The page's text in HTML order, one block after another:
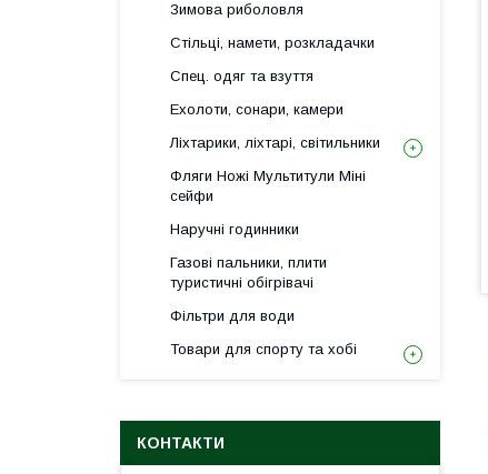
Зимова риболовля
Стільці, намети, розкладачки
Спец. одяг та взуття
Ехолоти, сонари, камери
Ліхтарики, ліхтарі, світильники
Фляги Ножі Мультитули Міні
сейфи
Наручні годинники
Газові пальники, плити
туристичні обігрівачі
Фільтри для води
Товари для спорту та хобі
КОНТАКТИ